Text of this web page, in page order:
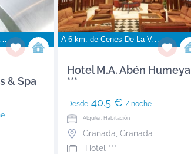
& Spa
A 6 km. de Cenes De La Vega
Hotel M.A. Abén Humeya
***
Desde40.5 € / noche
Alquiler: Habitación
Granada Granada
Hotel ***